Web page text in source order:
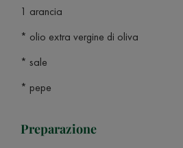
1 arancia
* olio extra vergine di oliva
* sale
* pepe
Preparazione